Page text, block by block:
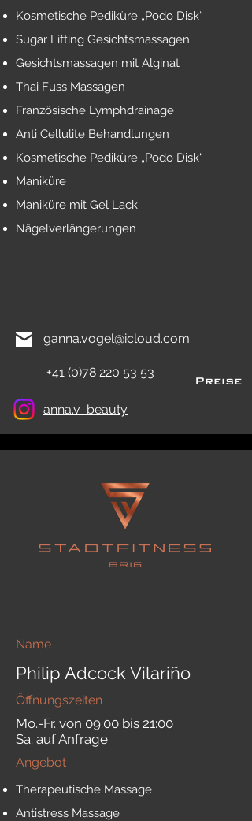
Kosmetische Pediküre „Podo Disk“
Sugar Lifting Gesichtsmassagen
Gesichtsmassagen mit Alginat
Thai Fuss Massagen
Französische Lymphdrainage
Anti Cellulite Behandlungen
Kosmetische Pediküre „Podo Disk“
Maniküre
Maniküre mit Gel Lack
Nägelverlängerungen
ganna.vogel@icloud.com
+41 (0)78 220 53 53
Preise
anna.v_beauty
Name
Philip Adcock Vilariño
Öffnungszeiten
Mo.-Fr. von 09:00 bis 21:00
Sa. auf Anfrage
Angebot
Therapeutische Massage
Antistress Massage